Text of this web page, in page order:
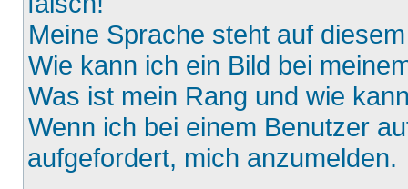
Meine Sprache steht auf
Wie kann ich ein Bild bei
Was ist mein Rang und wie
Wenn ich bei einem Benutzer
aufgefordert, mich anzumelden.